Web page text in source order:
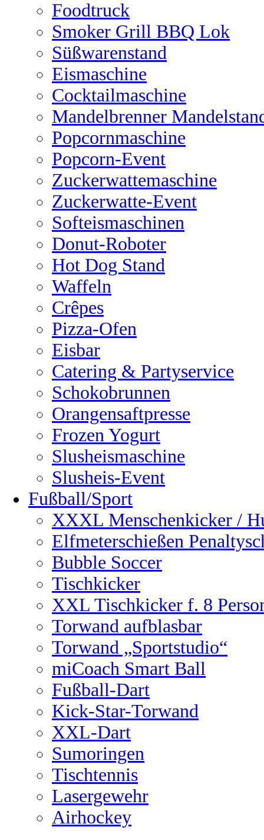
Foodtruck
Smoker Grill BBQ Lok
Süßwarenstand
Eismaschine
Cocktailmaschine
Mandelbrenner
Popcornmaschine
Popcorn-Event
Zuckerwattemaschine
Zuckerwatte-Event
Softeismaschinen
Donut-Roboter
Hot Dog Stand
Waffeln
Crêpes
Pizza-Ofen
Eisbar
Catering & Partyservice
Schokobrunnen
Orangensaftpresse
Frozen Yogurt
Slusheismaschine
Slusheis-Event
Fußball/Sport
XXXL Menschenkicker /
Elfmeterschießen
Bubble Soccer
Tischkicker
XXL Tischkicker f. 8
Torwand aufblasbar
Torwand „Sportstudio“
miCoach Smart Ball
Fußball-Dart
Kick-Star-Torwand
XXL-Dart
Sumoringen
Tischtennis
Lasergewehr
Airhockey